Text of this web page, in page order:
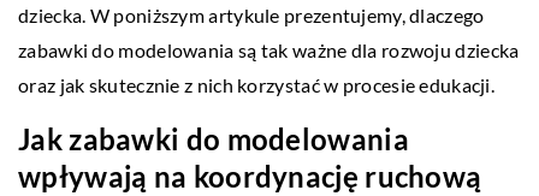
dziecka. W poniższym artykule prezentujemy, dlaczego
zabawki do modelowania są tak ważne dla rozwoju dziecka
oraz jak skutecznie z nich korzystać w procesie edukacji.
Jak zabawki do modelowania
wpływają na koordynację ruchową